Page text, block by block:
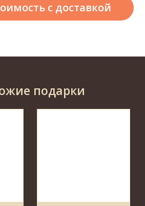
с доставкой
подарки